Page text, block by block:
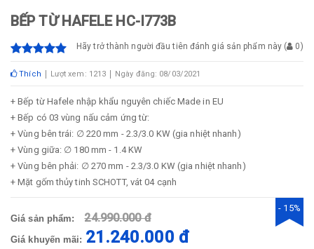
BẾP TỪ HAFELE HC-I773B
Hãy trở thành người đầu tiên đánh giá sản phẩm này ( 0)
Thích Lượt xem: 1213 Ngày đăng: 08/03/2021
+ Bếp từ Hafele nhập khẩu nguyên chiếc Made in EU
+ Bếp có 03 vùng nấu cảm ứng từ:
+ Vùng bên trái: ∅ 220 mm - 2.3/3.0 KW (gia nhiệt nhanh)
+ Vùng giữa: ∅ 180 mm - 1.4 KW
+ Vùng bên phải: ∅ 270 mm - 2.3/3.0 KW (gia nhiệt nhanh)
+ Mặt gốm thủy tinh SCHOTT, vát 04 cạnh
Giá sản phẩm: 24.990.000 đ
Giá khuyến mãi: 21.240.000 đ
- 15%